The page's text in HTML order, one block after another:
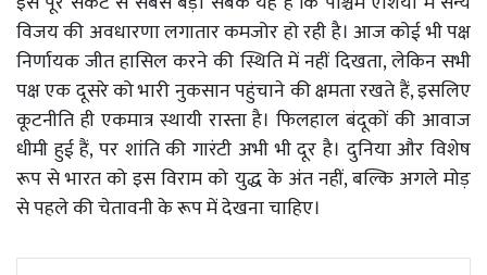
विजय की अवधारणा लगातार कमजोर हो रही है। आज कोई भी पक्ष
निर्णायक जीत हासिल करने की स्थिति में नहीं दिखता, लेकिन सभी
पक्ष एक दूसरे को भारी नुकसान पहुंचाने की क्षमता रखते हैं, इसलिए
कूटनीति ही एकमात्र स्थायी रास्ता है। फिलहाल बंदूकों की आवाज
धीमी हुई हैं, पर शांति की गारंटी अभी भी दूर है। दुनिया और विशेष
रूप से भारत को इस विराम को युद्ध के अंत नहीं, बल्कि अगले मोड़
से पहले की चेतावनी के रूप में देखना चाहिए।